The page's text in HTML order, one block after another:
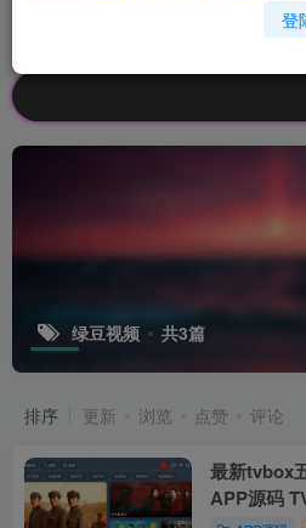
绿豆视频 共3篇
排序 更新 浏览 点赞 评论
最新tvbox
APP源码
登